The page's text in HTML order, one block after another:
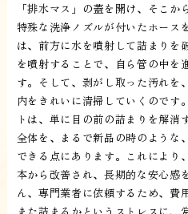
「排水マス」の蓋を開け、そこか
特殊な洗浄ノズルが付いたホース
は、前方に水を噴射して詰まりを
を噴射することで、自ら管の中を
す。そして、剥がし取った汚れを
内をきれいに清掃していくのです
トは、単に目の前の詰まりを解消
全体を、まるで新品の時のような
できる点にあります。これにより
本から改善され、長期的な安心感
ん、専門業者に依頼するため、費